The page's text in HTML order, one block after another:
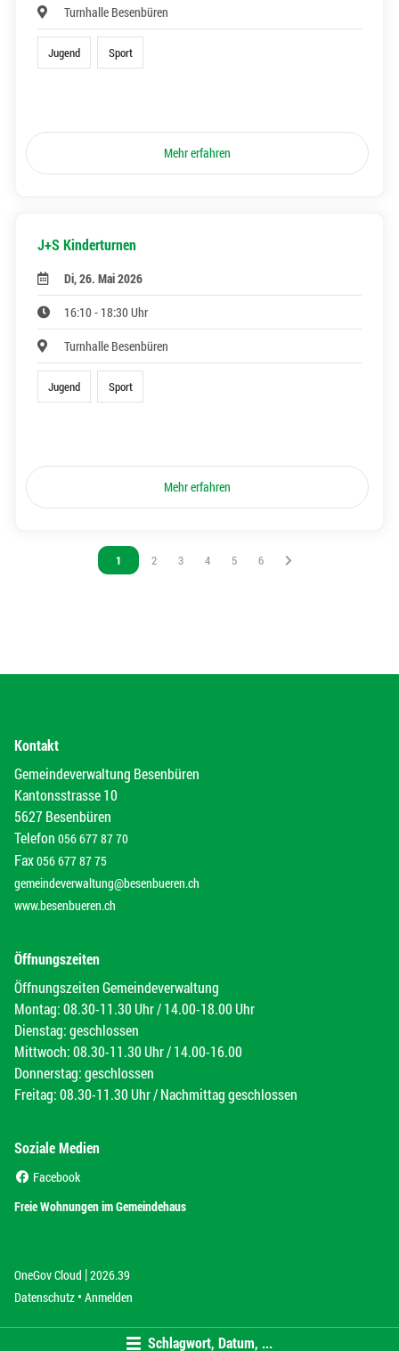
Schlagwort, Datum, ...
Turnhalle Besenbüren
Jugend Sport
Mehr erfahren
J+S Kinderturnen
Di, 26. Mai 2026
16:10 - 18:30 Uhr
Turnhalle Besenbüren
Jugend Sport
Mehr erfahren
Vous êtes sur la page
1 Vous êtes sur la page
2 Vous êtes sur la page
3 Vous êtes sur la page
4 Vous êtes sur la page
5 Vous êtes sur la page
6
Kontakt
Gemeindeverwaltung Besenbüren
Kantonsstrasse 10
5627 Besenbüren
Telefon 056 677 87 70
Fax056 677 87 75
gemeindeverwaltung@besenbueren.ch
www.besenbueren.ch
Öffnungszeiten
Öffnungszeiten Gemeindeverwaltung
Montag: 08.30-11.30 Uhr / 14.00-18.00 Uhr
Dienstag: geschlossen
Mittwoch: 08.30-11.30 Uhr / 14.00-16.00
Donnerstag: geschlossen
Freitag: 08.30-11.30 Uhr / Nachmittag geschlossen
Soziale Medien
Facebook
Freie Wohnungen im Gemeindehaus
OneGov Cloud (External Link)
|2026.39
Datenschutz (External Link)
Anmelden